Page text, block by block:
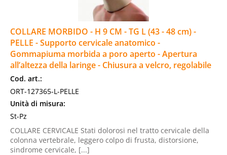
COLLARE MORBIDO - H 9 CM - TG L (43 - 48 cm) -
PELLE - Supporto cervicale anatomico -
Gommapiuma morbida a poro aperto - Apertura
all’altezza della laringe - Chiusura a velcro, regolabile
Cod. art.:
ORT-127365-L-PELLE
Unità di misura:
St-Pz
COLLARE CERVICALE Stati dolorosi nel tratto cervicale della
colonna vertebrale, leggero colpo di frusta, distorsione,
sindrome cervicale, [...]